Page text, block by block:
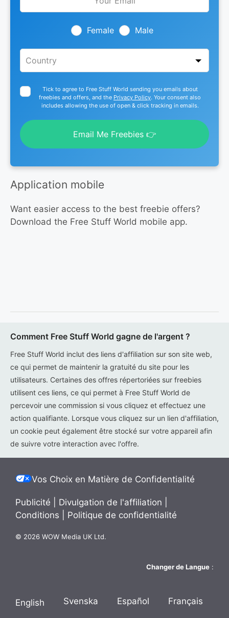
Female Male
Tick to agree to Free Stuff World sending you emails about
freebies and offers, and the Privacy Policy. Your consent also
includes allowing the use of open & click tracking in emails.
Email Me Freebies 👉
Application mobile
Want easier access to the best freebie offers?
Download the Free Stuff World mobile app.
Comment Free Stuff World gagne de l'argent ?
Free Stuff World inclut des liens d'affiliation sur son site web,
ce qui permet de maintenir la gratuité du site pour les
utilisateurs. Certaines des offres répertoriées sur freebies
utilisent ces liens, ce qui permet à Free Stuff World de
percevoir une commission si vous cliquez et effectuez une
action qualifiante. Lorsque vous cliquez sur un lien d'affiliation,
un cookie peut également être stocké sur votre appareil afin
de suivre votre interaction avec l'offre.
Vos Choix en Matière de Confidentialité
Publicité Divulgation de l'affiliation
Conditions
Politique de confidentialité
© 2026 WOW Media UK Ltd.
Changer de Langue :
English Svenska Español Français